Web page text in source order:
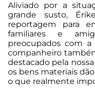
Aliviado por a
grande susto,
reportagem para
familiares e
preocupados com
companheiro
destacado pela
os bens materiais
o que realmente